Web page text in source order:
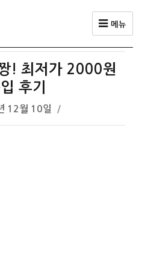
메뉴
! 최저가 2000원
후기
12월 10일